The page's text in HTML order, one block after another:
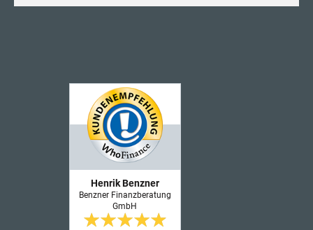
Henrik Benzner
Benzner Finanzberatung
GmbH